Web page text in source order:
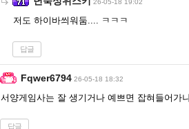
26-05-18 19:02
저도 하이바씌워둠.... ㅋㅋㅋ
답글
Fqwer6794 26-05-18 18:32
서양게임사는 잘 생기거나 예쁘면 잡혀들어가
답글